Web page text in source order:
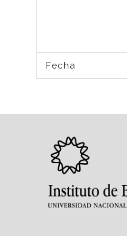
Fecha